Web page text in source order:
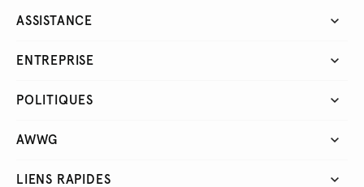
ASSISTANCE
ENTREPRISE
POLITIQUES
AWWG
LIENS RAPIDES